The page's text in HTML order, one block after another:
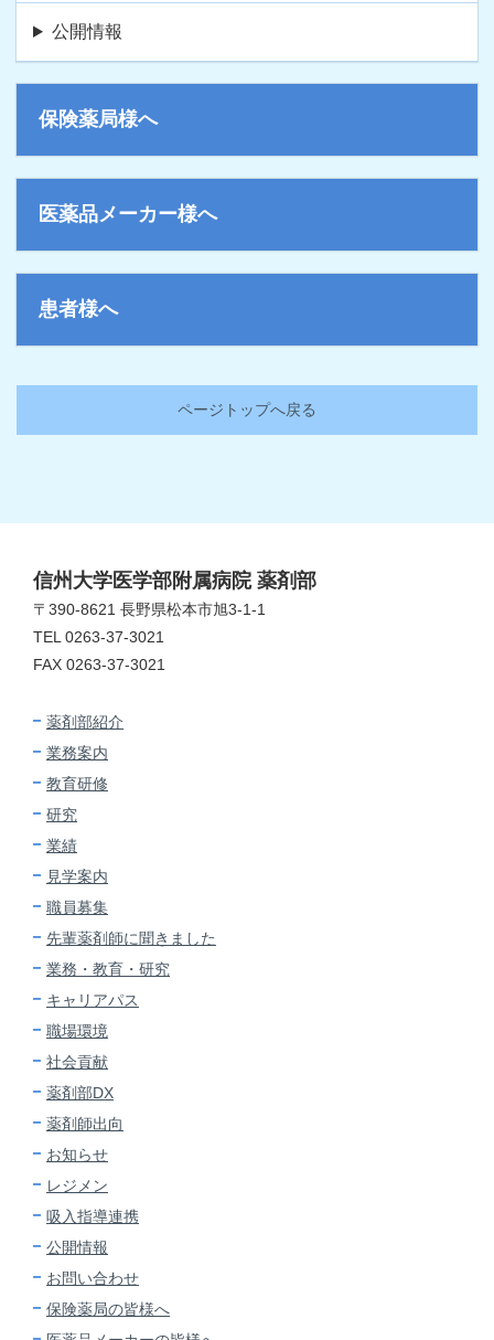
公開情報
保険薬局様へ
医薬品メーカー様へ
患者様へ
ページトップへ戻る
薬剤部紹介
業務案内
教育研修
研究
業績
見学案内
職員募集
先輩薬剤師に聞きました
業務・教育・研究
キャリアパス
職場環境
社会貢献
薬剤部DX
薬剤師出向
お知らせ
レジメン
吸入指導連携
公開情報
お問い合わせ
保険薬局の皆様へ
信州大学医学部附属病院 薬剤部
〒390-8621 長野県松本市旭3-1-1
TEL 0263-37-3021
FAX 0263-37-3021